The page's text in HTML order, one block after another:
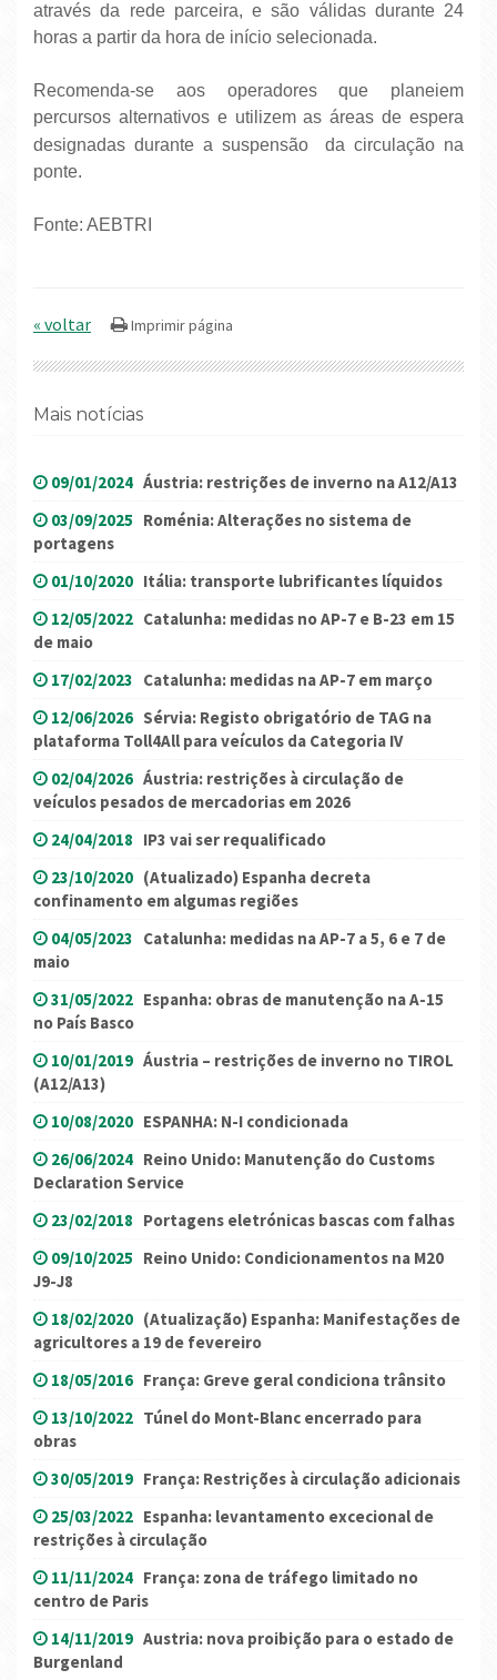
através da rede parceira, e são válidas durante 24
horas a partir da hora de início selecionada.
Recomenda-se aos operadores que planeiem
percursos alternativos e utilizem as áreas de espera
designadas durante a suspensão
da circulação na
ponte.
Fonte: AEBTRI
« voltar
Mais notícias
09/01/2024 Áustria: restrições de inverno na A12/A13
03/09/2025 Roménia: Alterações no sistema de
portagens
01/10/2020 Itália: transporte lubrificantes líquidos
12/05/2022 Catalunha: medidas no AP-7 e B-23 em 15
de maio
17/02/2023 Catalunha: medidas na AP-7 em março
12/06/2026 Sérvia: Registo obrigatório de TAG na
plataforma Toll4All para veículos da Categoria IV
02/04/2026 Áustria: restrições à circulação de
veículos pesados ​​de mercadorias em 2026
24/04/2018 IP3 vai ser requalificado
23/10/2020 (Atualizado) Espanha decreta
confinamento em algumas regiões
04/05/2023 Catalunha: medidas na AP-7 a 5, 6 e 7 de
maio
31/05/2022 Espanha: obras de manutenção na A-15
no País Basco
10/01/2019 Áustria – restrições de inverno no TIROL
(A12/A13)
10/08/2020 ESPANHA: N-I condicionada
26/06/2024 Reino Unido: Manutenção do Customs
Declaration Service
23/02/2018 Portagens eletrónicas bascas com falhas
09/10/2025 Reino Unido: Condicionamentos na M20
J9-J8
18/02/2020 (Atualização) Espanha: Manifestações de
agricultores a 19 de fevereiro
18/05/2016 França: Greve geral condiciona trânsito
13/10/2022 Túnel do Mont-Blanc encerrado para
obras
30/05/2019 França: Restrições à circulação adicionais
25/03/2022 Espanha: levantamento excecional de
restrições à circulação
11/11/2024 França: zona de tráfego limitado no
centro de Paris
14/11/2019 Austria: nova proibição para o estado de
Burgenland